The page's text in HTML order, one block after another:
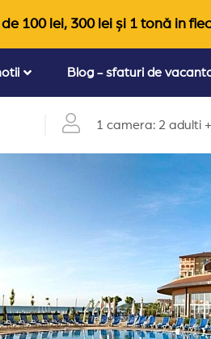
100 lei, 300 lei și 1 tonă in
Blog - sfaturi de
1 camera: 2 adulti